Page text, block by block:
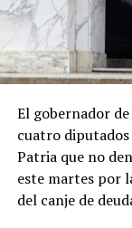
El gobernador
cuatro
Patria que no
este martes por
del canje de